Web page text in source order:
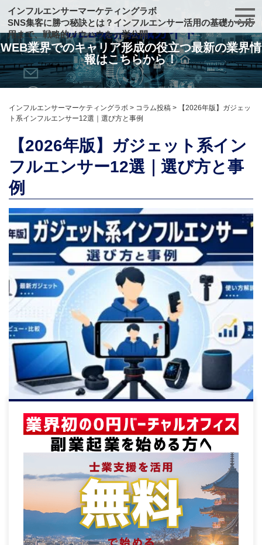
インフルエンサーマーケティングラボ
SNS集客に勝つ秘訣とは？インフルエンサー活用の基礎から応
用まで、戦略的ノウハウを一挙公開
WEB業界就職ガイド
WEB業界でのキャリア形成の役立つ最新の業界情
報はこちらから！
インフルエンサーマーケティングラボ > コラム投稿 >
【2026年版】ガジェッ
ト系インフルエンサー12選｜選び方と事例
【2026年版】ガジェット系イン
フルエンサー12選｜選び方と事
例